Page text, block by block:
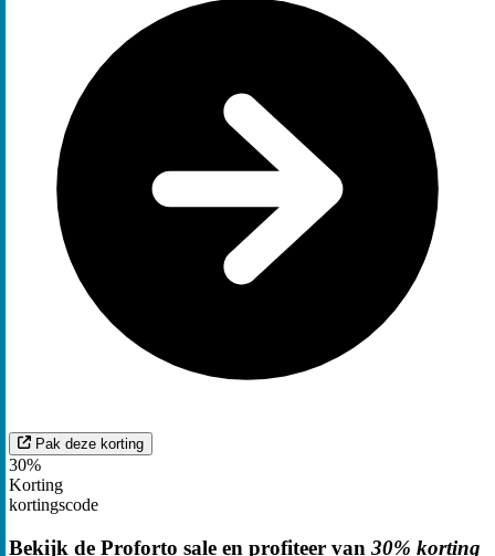
Pak deze korting
30%
Korting
kortingscode
Bekijk de Proforto sale en profiteer van 30% korting